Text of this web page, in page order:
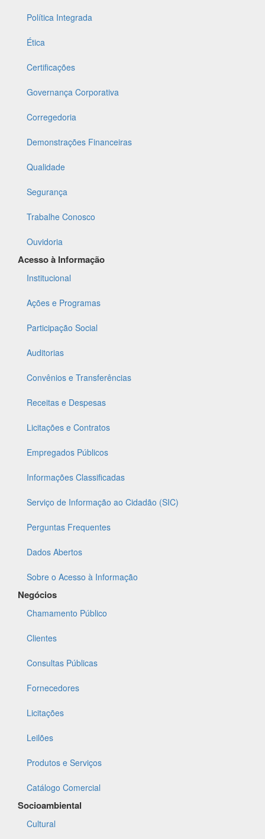
Política Integrada
Ética
Certificações
Governança Corporativa
Corregedoria
Demonstrações Financeiras
Qualidade
Segurança
Trabalhe Conosco
Ouvidoria
Acesso à Informação
Institucional
Ações e Programas
Participação Social
Auditorias
Convênios e Transferências
Receitas e Despesas
Licitações e Contratos
Empregados Públicos
Informações Classificadas
Serviço de Informação ao Cidadão (SIC)
Perguntas Frequentes
Dados Abertos
Sobre o Acesso à Informação
Negócios
Chamamento Público
Clientes
Consultas Públicas
Fornecedores
Licitações
Leilões
Produtos e Serviços
Catálogo Comercial
Socioambiental
Cultural